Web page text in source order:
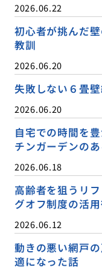
2026.06.22
初心者が挑んだ
教訓
2026.06.20
失敗しない６畳
2026.06.20
自宅での時間を
チンガーデンの
2026.06.18
高齢者を狙うリ
グオフ制度の活
2026.06.12
動きの悪い網戸
適になった話